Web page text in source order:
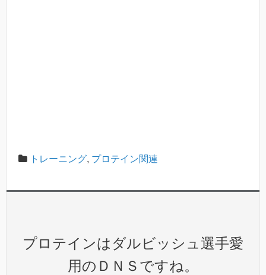
トレーニング, プロテイン関連
プロテインはダルビッシュ選手愛
用のＤＮＳですね。